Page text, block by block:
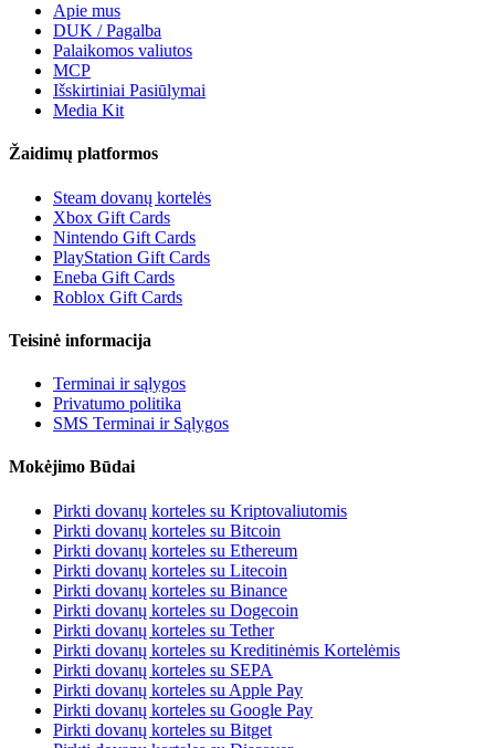
Apie mus
DUK / Pagalba
Palaikomos valiutos
MCP
Išskirtiniai Pasiūlymai
Media Kit
Žaidimų platformos
Steam dovanų kortelės
Xbox Gift Cards
Nintendo Gift Cards
PlayStation Gift Cards
Eneba Gift Cards
Roblox Gift Cards
Teisinė informacija
Terminai ir sąlygos
Privatumo politika
SMS Terminai ir Sąlygos
Mokėjimo Būdai
Pirkti dovanų korteles su Kriptovaliutomis
Pirkti dovanų korteles su Bitcoin
Pirkti dovanų korteles su Ethereum
Pirkti dovanų korteles su Litecoin
Pirkti dovanų korteles su Binance
Pirkti dovanų korteles su Dogecoin
Pirkti dovanų korteles su Tether
Pirkti dovanų korteles su Kreditinėmis Kortelėmis
Pirkti dovanų korteles su SEPA
Pirkti dovanų korteles su Apple Pay
Pirkti dovanų korteles su Google Pay
Pirkti dovanų korteles su Bitget